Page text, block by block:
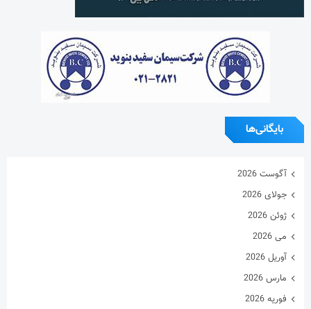
بایگانی‌ها
آگوست 2026
جولای 2026
ژوئن 2026
می 2026
آوریل 2026
مارس 2026
فوریه 2026